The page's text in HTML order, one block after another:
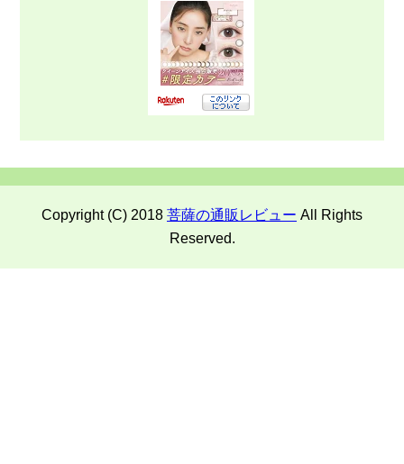
Copyright (C) 2018 菩薩の通販レビュー All Rights
Reserved.